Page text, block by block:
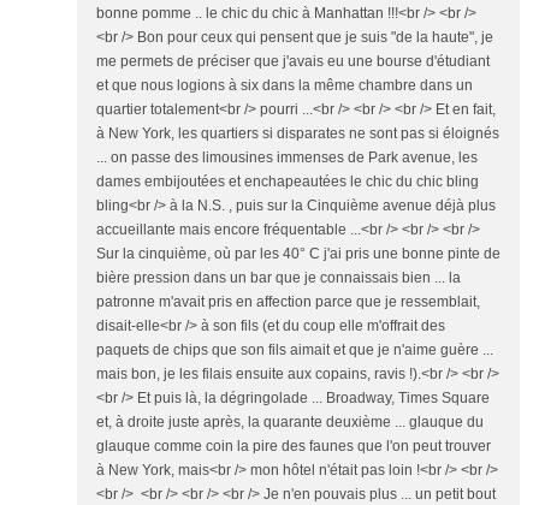
bonne pomme .. le chic du chic à Manhattan !!!<br /> <br />
<br /> Bon pour ceux qui pensent que je suis "de la haute", je
me permets de préciser que j'avais eu une bourse d'étudiant
et que nous logions à six dans la même chambre dans un
quartier totalement<br /> pourri ...<br /> <br /> <br /> Et en fait,
à New York, les quartiers si disparates ne sont pas si éloignés
... on passe des limousines immenses de Park avenue, les
dames embijoutées et enchapeautées le chic du chic bling
bling<br /> à la N.S. , puis sur la Cinquième avenue déjà plus
accueillante mais encore fréquentable ...<br /> <br /> <br />
Sur la cinquième, où par les 40° C j'ai pris une bonne pinte de
bière pression dans un bar que je connaissais bien ... la
patronne m'avait pris en affection parce que je ressemblait,
disait-elle<br /> à son fils (et du coup elle m'offrait des
paquets de chips que son fils aimait et que je n'aime guère ...
mais bon, je les filais ensuite aux copains, ravis !).<br /> <br />
<br /> Et puis là, la dégringolade ... Broadway, Times Square
et, à droite juste après, la quarante deuxième ... glauque du
glauque comme coin la pire des faunes que l'on peut trouver
à New York, mais<br /> mon hôtel n'était pas loin !<br /> <br />
<br /> <br /> <br /> <br /> Je n'en pouvais plus ... un petit bout